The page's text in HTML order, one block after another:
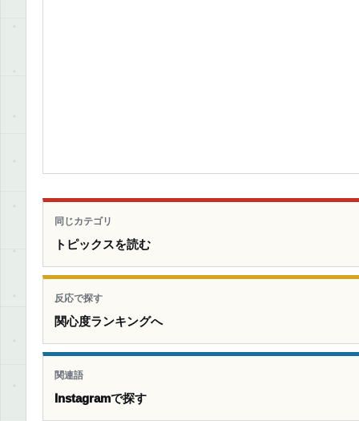
同じカテゴリ
トピックスを読む
反応で探す
関心度ランキングへ
関連語
Instagramで探す